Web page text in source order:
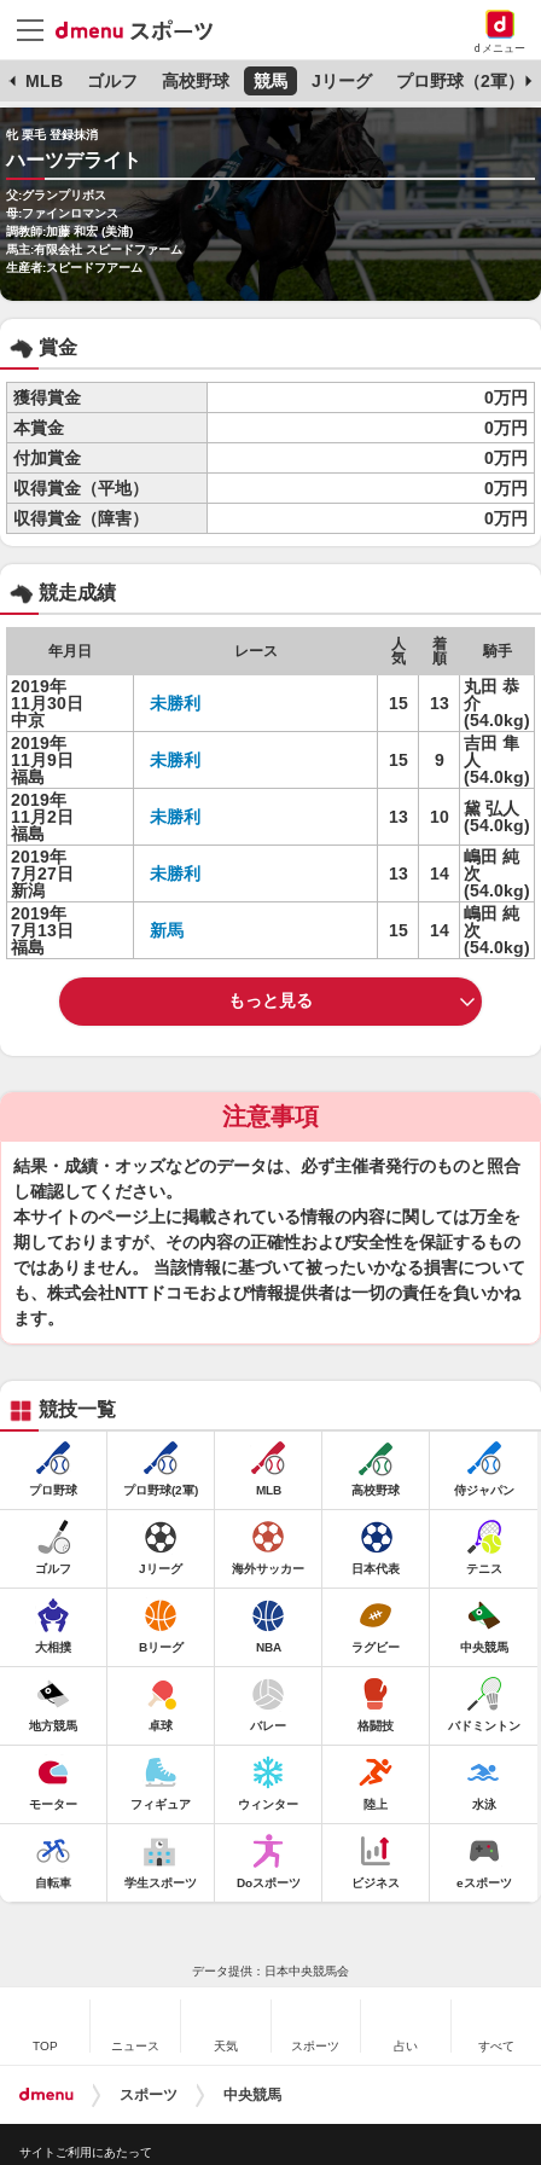
dメニュー
MLB ゴルフ 高校野球 競馬 Jリーグ プロ野球（2軍）
牝 栗毛 登録抹消
ハーツデライト
父:グランプリボス
母:ファインロマンス
調教師:加藤 和宏 (美浦)
馬主:有限会社 スピードファーム
生産者:スピードフアーム
賞金
獲得賞金
0万円
本賞金
0万円
付加賞金
0万円
収得賞金（平地）
0万円
収得賞金（障害）
0万円
競走成績
年月日 レース
人
気
着
順
騎手
2019年
11月30日
中京
未勝利 15 13
丸田 恭
介
(54.0kg)
2019年
11月9日
福島
未勝利 15 9
吉田 隼
人
(54.0kg)
2019年
11月2日
福島
未勝利 13 10
黛 弘人
(54.0kg)
2019年
7月27日
新潟
未勝利 13 14
嶋田 純
次
(54.0kg)
2019年
7月13日
福島
新馬 15 14
嶋田 純
次
(54.0kg)
もっと見る
注意事項
結果・成績・オッズなどのデータは、必ず主催者発行のものと照合
し確認してください。
本サイトのページ上に掲載されている情報の内容に関しては万全を
期しておりますが、その内容の正確性および安全性を保証するもの
ではありません。 当該情報に基づいて被ったいかなる損害について
も、株式会社NTTドコモおよび情報提供者は一切の責任を負いかね
ます。
競技一覧
プロ野球 プロ野球(2軍) MLB 高校野球 侍ジャパン
ゴルフ Jリーグ 海外サッカー 日本代表 テニス
大相撲 Bリーグ NBA ラグビー 中央競馬
地方競馬 卓球 バレー 格闘技 バドミントン
モーター フィギュア ウィンター 陸上 水泳
自転車 学生スポーツ Doスポーツ ビジネス eスポーツ
データ提供：日本中央競馬会
TOP ニュース 天気 スポーツ 占い すべて
スポーツ 中央競馬
サイトご利用にあたって